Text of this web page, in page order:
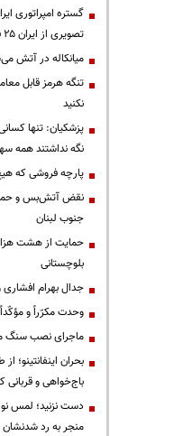
تصویری از ایران ۲۵ قرن پیش
میانکاله در آتش
تنگه هرمز قابل
نکنید
پزشکیان: تنها
نگه نداشتند همه
پارچه فروشی که
نقض آتش‌بس و
جنوب لبنان
حمایت از هشت
بلوچستانی
جدال بهرام
وحدت مکرّراً و
ماجرای نصب سنگ
بحران اینفانتینو؛
باج‌خواهی و قربانی
دست نزنید؛ لمس
منجر به رد